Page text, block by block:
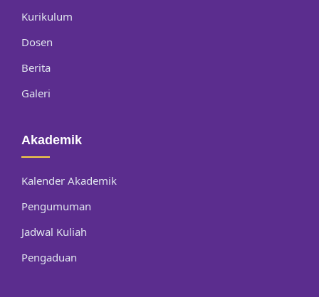
Kurikulum
Dosen
Berita
Galeri
Akademik
Kalender Akademik
Pengumuman
Jadwal Kuliah
Pengaduan